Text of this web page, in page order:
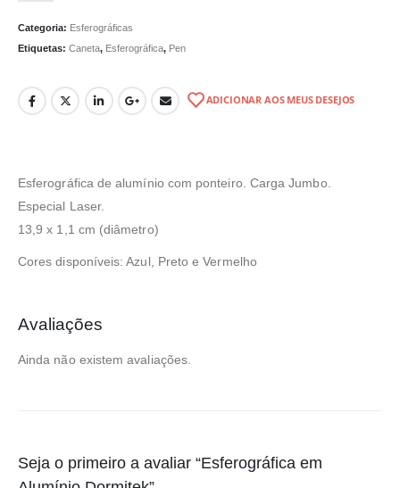
Categoria: Esferográficas
Etiquetas: Caneta, Esferográfica, Pen
ADICIONAR AOS MEUS DESEJOS
Esferográfica de alumínio com ponteiro. Carga Jumbo.
Especial Laser.
13,9 x 1,1 cm (diâmetro)
Cores disponíveis: Azul, Preto e Vermelho
Avaliações
Ainda não existem avaliações.
Seja o primeiro a avaliar “Esferográfica em